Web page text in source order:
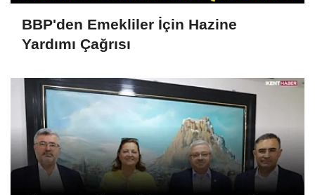
BBP'den Emekliler İçin Hazine
Yardımı Çağrısı